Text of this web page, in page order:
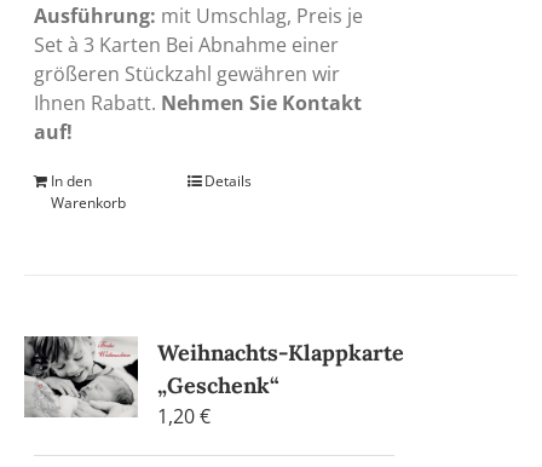
Ausführung: mit Umschlag, Preis je
Set à 3 Karten Bei Abnahme einer
größeren Stückzahl gewähren wir
Ihnen Rabatt. Nehmen Sie Kontakt
auf!
In den
Warenkorb
Details
Weihnachts-Klappkarte
„Geschenk“
1,20€